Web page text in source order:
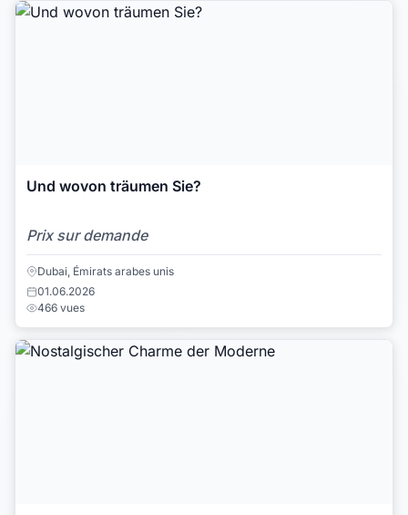
Und wovon träumen Sie?
Prix sur demande
Dubai, Émirats arabes unis
01.06.2026
466 vues